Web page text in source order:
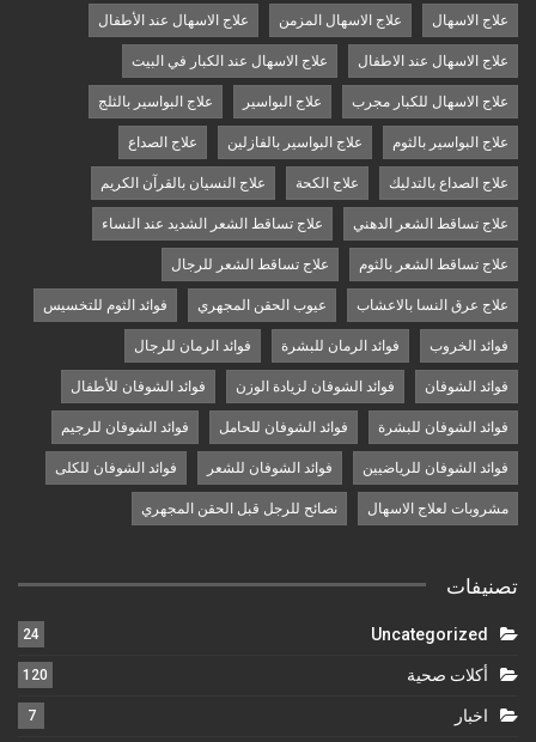
علاج الاسهال علاج الاسهال المزمن علاج الاسهال عند الأطفال
علاج الاسهال عند الاطفال علاج الاسهال عند الكبار في البيت
علاج الاسهال للكبار مجرب علاج البواسير علاج البواسير بالثلج
علاج البواسير بالثوم علاج البواسير بالفازلين علاج الصداع
علاج الصداع بالتدليك علاج الكحة علاج النسيان بالقرآن الكريم
علاج تساقط الشعر الدهني علاج تساقط الشعر الشديد عند النساء
علاج تساقط الشعر بالثوم علاج تساقط الشعر للرجال
علاج عرق النسا بالاعشاب عيوب الحقن المجهري فوائد الثوم للتخسيس
فوائد الخروب فوائد الرمان للبشرة فوائد الرمان للرجال
فوائد الشوفان فوائد الشوفان لزيادة الوزن فوائد الشوفان للأطفال
فوائد الشوفان للبشرة فوائد الشوفان للحامل فوائد الشوفان للرجيم
فوائد الشوفان للرياضيين فوائد الشوفان للشعر فوائد الشوفان للكلى
مشروبات لعلاج الاسهال نصائح للرجل قبل الحقن المجهري
تصنيفات
Uncategorized
24
أكلات صحية 120
اخبار 7